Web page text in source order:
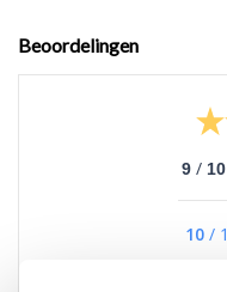
Beoordelingen
9 / 10
10 /